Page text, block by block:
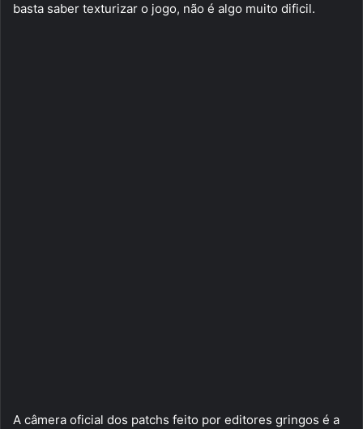
basta saber texturizar o jogo, não é algo muito dificil.
A câmera oficial dos patchs feito por editores gringos é a